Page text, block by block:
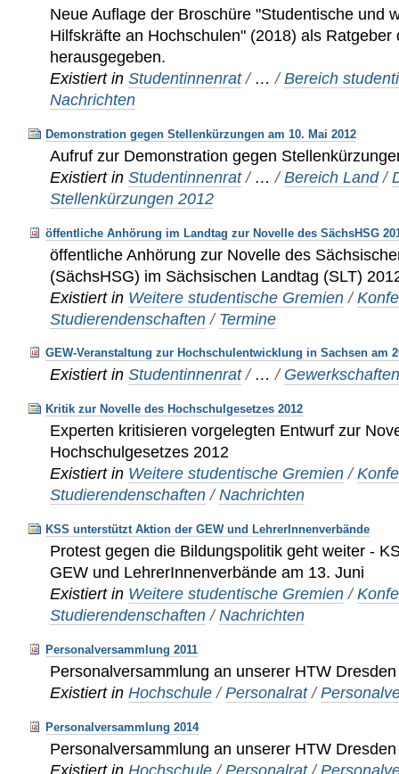
Neue Auflage der Broschüre "Studentische und
Hilfskräfte an Hochschulen" (2018) als Ratgeber
herausgegeben.
Existiert in Studentinnenrat / …/Bereich
Nachrichten
Demonstration gegen Stellenkürzungen am 10. Mai 2012
Aufruf zur Demonstration gegen
Existiert in Studentinnenrat / …/Bereich Land /
Stellenkürzungen 2012
öffentliche Anhörung im Landtag zur Novelle des SächsHSG
öffentliche Anhörung zur Novelle des
(SächsHSG) im Sächsischen Landtag (SLT)
Existiert in Weitere studentische Gremien /
Studierendenschaften / Termine
GEW-Veranstaltung zur Hochschulentwicklung in Sachsen am
Existiert in Studentinnenrat / …/
Kritik zur Novelle des Hochschulgesetzes 2012
Experten kritisieren vorgelegten Entwurf zur
Hochschulgesetzes 2012
Existiert in Weitere studentische Gremien /
Studierendenschaften /Nachrichten
KSS unterstützt Aktion der GEW und LehrerInnenverbände
Protest gegen die Bildungspolitik geht weiter -
GEW und LehrerInnenverbände am 13. Juni
Existiert in Weitere studentische Gremien /
Studierendenschaften /Nachrichten
Personalversammlung 2011
Personalversammlung an unserer HTW
Existiert in Hochschule /Personalrat /
Personalversammlung 2014
Personalversammlung an unserer HTW
Existiert in Hochschule /Personalrat /